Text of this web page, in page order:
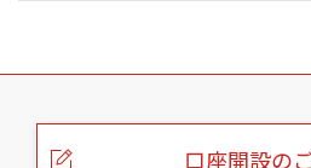
こ
口座開設の